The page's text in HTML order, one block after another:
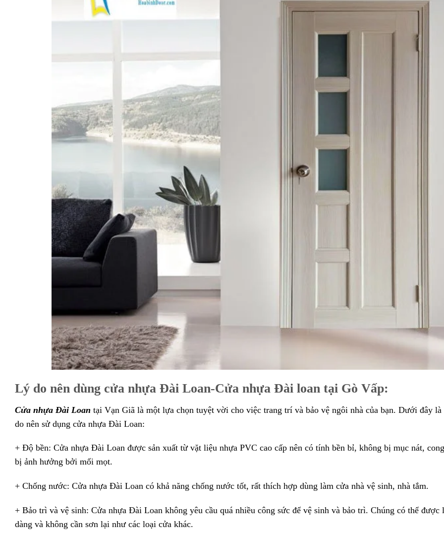
Lý do nên dùng cửa nhựa Đài Loan-Cửa nhựa Đài loan tại Gò Vấp:
Cửa nhựa Đài Loan tại Vạn Giã là một lựa chọn tuyệt vời cho việc trang trí và bảo vệ ngôi nhà của bạn. Dưới đây
do nên sử dụng cửa nhựa Đài Loan:
+ Độ bền: Cửa nhựa Đài Loan được sản xuất từ vặt liệu nhựa PVC cao cấp nên có tính bền bỉ, không bị mục nát,
bị ảnh hưởng bởi mối mọt.
+ Chống nước: Cửa nhựa Đài Loan có khả năng chống nước tốt, rất thích hợp dùng làm cửa nhà vệ sinh, nhà tắm.
+ Bảo trì và vệ sinh: Cửa nhựa Đài Loan không yêu cầu quá nhiều công sức để vệ sinh và bảo trì. Chúng có thể được
dàng và không cần sơn lại như các loại cửa khác.